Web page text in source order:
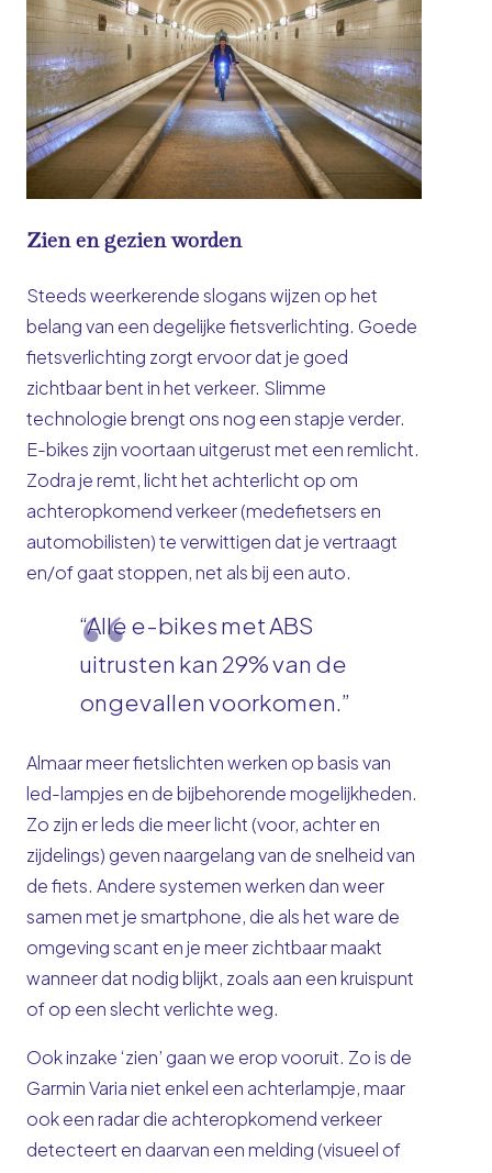
Zien en gezien worden
Steeds weerkerende slogans wijzen op het
belang van een degelijke fietsverlichting. Goede
fietsverlichting zorgt ervoor dat je goed
zichtbaar bent in het verkeer. Slimme
technologie brengt ons nog een stapje verder.
E-bikes zijn voortaan uitgerust met een remlicht.
Zodra je remt, licht het achterlicht op om
achteropkomend verkeer (medefietsers en
automobilisten) te verwittigen dat je vertraagt
en/of gaat stoppen, net als bij een auto.
“Alle e-bikes met ABS
uitrusten kan 29% van de
ongevallen voorkomen.”
Almaar meer fietslichten werken op basis van
led-lampjes en de bijbehorende mogelijkheden.
Zo zijn er leds die meer licht (voor, achter en
zijdelings) geven naargelang van de snelheid van
de fiets. Andere systemen werken dan weer
samen met je smartphone, die als het ware de
omgeving scant en je meer zichtbaar maakt
wanneer dat nodig blijkt, zoals aan een kruispunt
of op een slecht verlichte weg.
Ook inzake ‘zien’ gaan we erop vooruit. Zo is de
Garmin Varia niet enkel een achterlampje, maar
ook een radar die achteropkomend verkeer
detecteert en daarvan een melding (visueel of